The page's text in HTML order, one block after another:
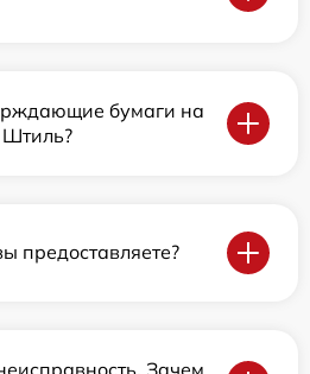
бумаги на
Штиль?
предоставляете?
Зачем